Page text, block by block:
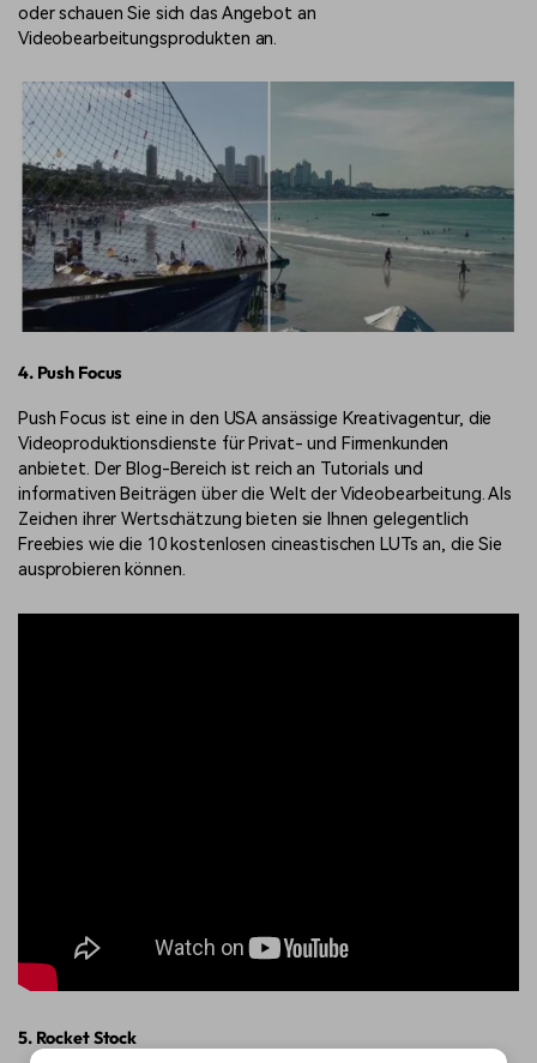
oder schauen Sie sich das Angebot an
Videobearbeitungsprodukten an.
4. Push Focus
Push Focus ist eine in den USA ansässige Kreativagentur, die
Videoproduktionsdienste für Privat- und Firmenkunden
anbietet. Der Blog-Bereich ist reich an Tutorials und
informativen Beiträgen über die Welt der Videobearbeitung. Als
Zeichen ihrer Wertschätzung bieten sie Ihnen gelegentlich
Freebies wie die 10 kostenlosen cineastischen LUTs an, die Sie
ausprobieren können.
5. Rocket Stock